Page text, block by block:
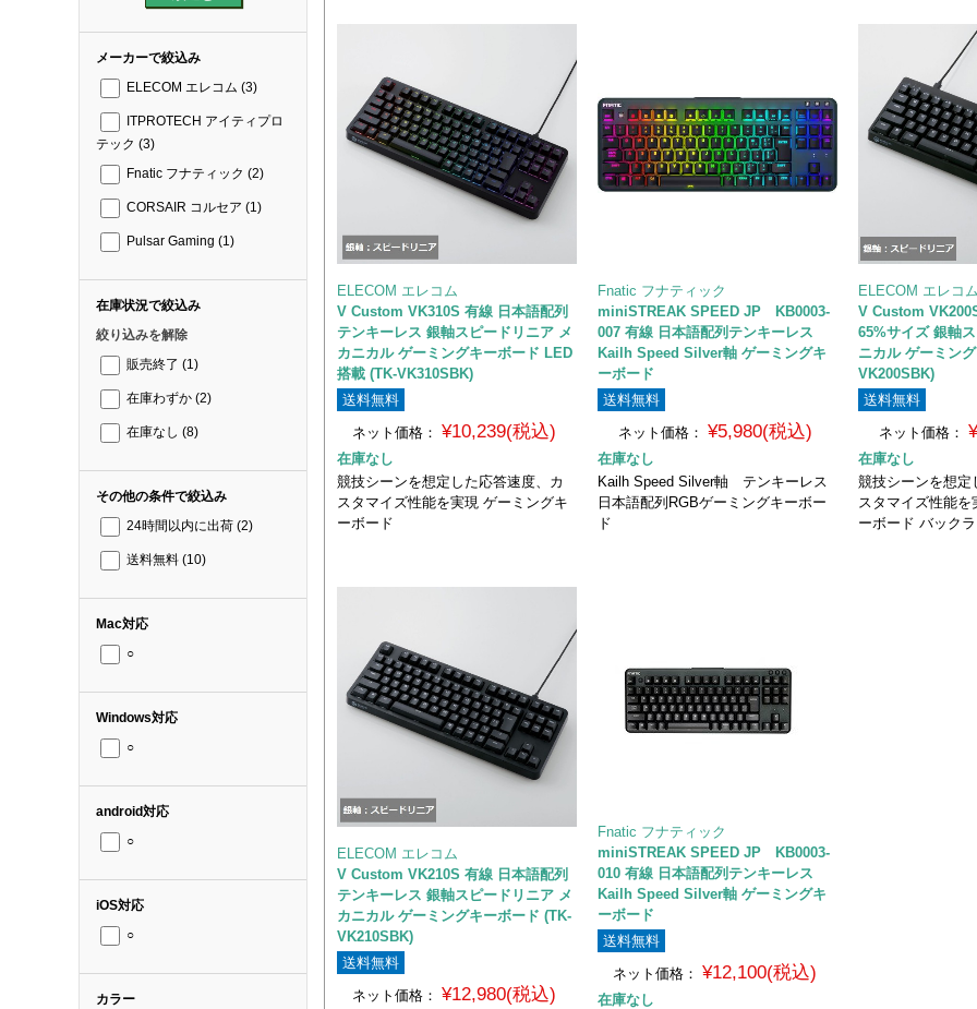
メーカーで絞込み
ELECOM エレコム (3)
ITPROTECH アイティプロ
テック (3)
Fnatic フナティック (2)
CORSAIR コルセア (1)
Pulsar Gaming (1)
在庫状況で絞込み
絞り込みを解除
販売終了 (1)
在庫わずか (2)
在庫なし (8)
その他の条件で絞込み
24時間以内に出荷 (2)
送料無料 (10)
Mac対応
○
Windows対応
○
android対応
○
iOS対応
○
カラー
ELECOM エレコム
V Custom VK310S 有線 日本語配列
テンキーレス 銀軸スピードリニア メ
カニカル ゲーミングキーボード LED
搭載 (TK-VK310SBK)
送料無料
ネット価格：
¥10,239(税込)
在庫なし
競技シーンを想定した応答速度、カ
スタマイズ性能を実現 ゲーミングキ
ーボード
Fnatic フナティック
miniSTREAK SPEED JP KB0003-
007 有線 日本語配列テンキーレス
Kailh Speed Silver軸 ゲーミングキ
ーボード
送料無料
ネット価格： ¥5,980(税込)
在庫なし
Kailh Speed Silver軸 テンキーレス
日本語配列RGBゲーミングキーボー
ド
ELECOM エレコム
V Custom
65%サイズ 銀軸
ニカル ゲーミン
VK200SBK)
送料無料
ネット価格：
在庫なし
競技シーンを想定
スタマイズ性能
ーボード バック
ELECOM エレコム
V Custom VK210S 有線 日本語配列
テンキーレス 銀軸スピードリニア メ
カニカル ゲーミングキーボード (TK-
VK210SBK)
送料無料
ネット価格：
¥12,980(税込)
Fnatic フナティック
miniSTREAK SPEED JP KB0003-
010 有線 日本語配列テンキーレス
Kailh Speed Silver軸 ゲーミングキ
ーボード
送料無料
ネット価格：
¥12,100(税込)
在庫なし